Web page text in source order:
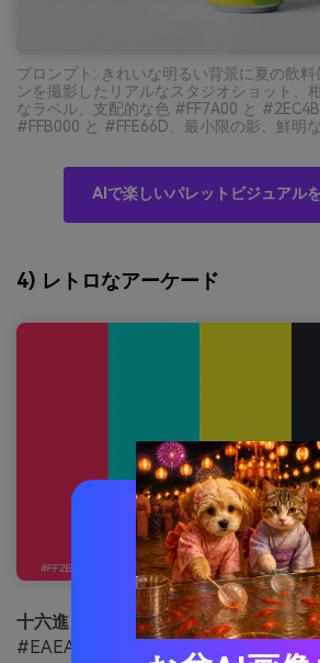
プロンプト: きれいな明るい背景に夏の飲
ンを撮影したリアルなスタジオショット、
なラベル、支配的な色 #FF7A00 と
#FFB000 と #FFE66D、最小限の影、鮮明
AIで楽しいパレットビジュアル
4) レトロなアーケード
十六進：
#FF2E63 #08D9D6
#EAEAEA